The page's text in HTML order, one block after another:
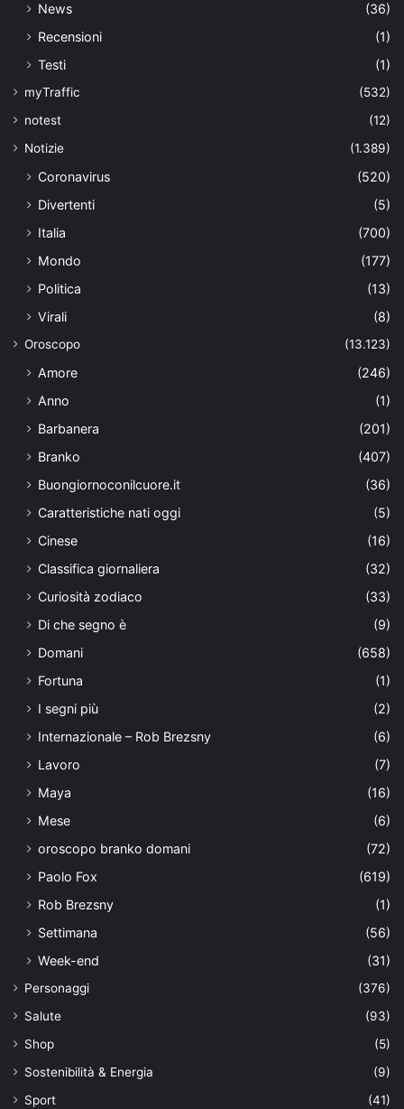
News
(36)
Recensioni
(1)
Testi
(1)
myTraffic
(532)
notest
(12)
Notizie
(1.389)
Coronavirus
(520)
Divertenti
(5)
Italia
(700)
Mondo
(177)
Politica
(13)
Virali
(8)
Oroscopo (13.123)
Amore
(246)
Anno
(1)
Barbanera
(201)
Branko
(407)
Buongiornoconilcuore.it
(36)
Caratteristiche nati oggi
(5)
Cinese
(16)
Classifica giornaliera
(32)
Curiosità zodiaco
(33)
Di che segno è
(9)
Domani
(658)
Fortuna
(1)
I segni più
(2)
Internazionale – Rob Brezsny
(6)
Lavoro
(7)
Maya
(16)
Mese
(6)
oroscopo branko domani
(72)
Paolo Fox
(619)
Rob Brezsny
(1)
Settimana
(56)
Week-end
(31)
Personaggi
(376)
Salute
(93)
Shop
(5)
Sostenibilità & Energia
(9)
Sport
(41)